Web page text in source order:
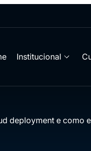
Institucional
deployment e como